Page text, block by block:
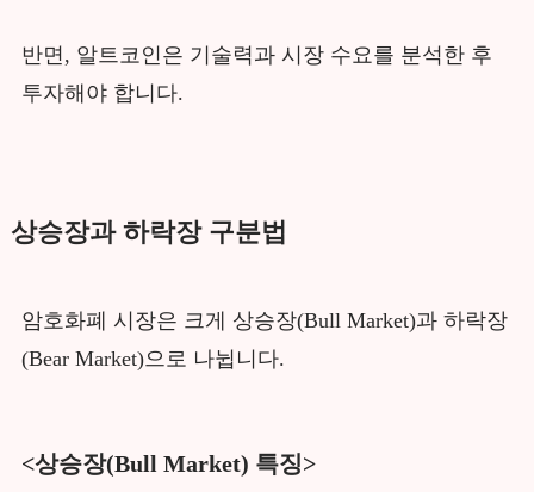
반면, 알트코인은 기술력과 시장 수요를 분석한 후
투자해야 합니다.
상승장과 하락장 구분법
암호화폐 시장은 크게 상승장(Bull Market)과 하락장
(Bear Market)으로 나뉩니다.
<상승장(Bull Market) 특징>